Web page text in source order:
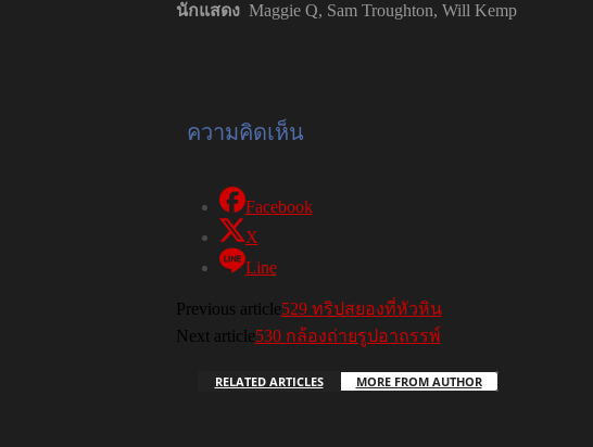
นักแสดง Maggie Q, Sam Troughton, Will Kemp
ความคิดเห็น
Facebook
X
Line
Previous article529 ทริปสยองที่หัวหิน
Next article530 กล้องถ่ายรูปอาถรรพ์
RELATED ARTICLES MORE FROM AUTHOR